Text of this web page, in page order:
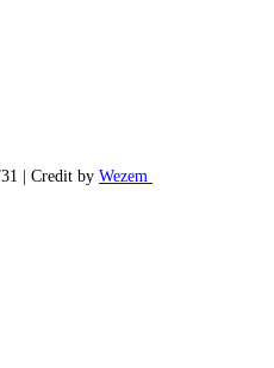
| Credit by Wezem